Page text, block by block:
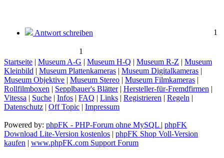
Antwort schreiben 1
1
Startseite | Museum A-G | Museum H-Q | Museum R-Z | Museum
Kleinbild | Museum Plattenkameras | Museum Digitalkameras |
Museum Objektive | Museum Stereo | Museum Filmkameras |
Rollfilmboxen | Sepplbauer's Blätter| Hersteller-für-Fremdfirmen |
Vitessa | Suche | Infos | FAQ | Links | Registrieren | Regeln |
Datenschutz | Off Topic | Impressum
Powered by: phpFK - PHP-Forum ohne MySQL | phpFK
Download Lite-Version kostenlos | phpFK Shop Voll-Version
kaufen | www.phpFK.com Support Forum